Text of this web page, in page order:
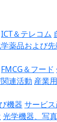
ICT＆テレコム
薬品および
FMCG＆フード
連活動 産業
機器 サービ
光学機器、写